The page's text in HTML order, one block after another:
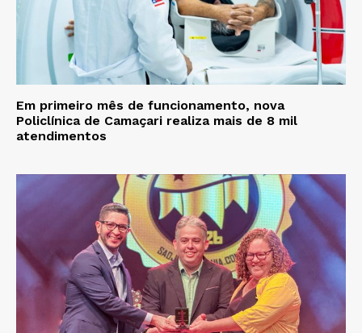
Em primeiro mês de funcionamento, nova
Policlínica de Camaçari realiza mais de 8 mil
atendimentos